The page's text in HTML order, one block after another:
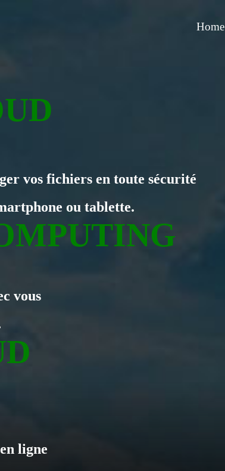
Home
vos fichiers en toute sécurité
ou tablette.
vous
ligne